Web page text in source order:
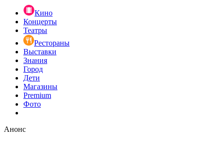
Кино
Концерты
Театры
Рестораны
Выставки
Знания
Город
Дети
Магазины
Premium
Фото
Анонс